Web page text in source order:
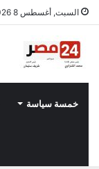
السبت, أغسطس 8 2026
خمسة سياسة